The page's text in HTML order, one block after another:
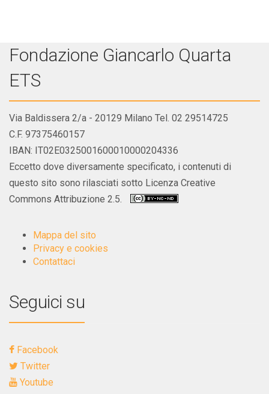
Fondazione Giancarlo Quarta
ETS
Via Baldissera 2/a - 20129 Milano Tel. 02 29514725
C.F. 97375460157
IBAN: IT02E0325001600010000204336
Eccetto dove diversamente specificato, i contenuti di
questo sito sono rilasciati sotto Licenza Creative
Commons Attribuzione 2.5.
Mappa del sito
Privacy e cookies
Contattaci
Seguici su
Facebook
Twitter
Youtube